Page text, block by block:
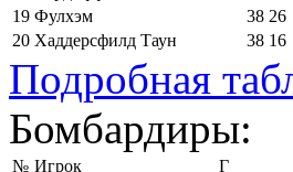
19 Фулхэм 38 26
20 Хаддерсфилд Таун 38 16
Подробная
Бомбардиры:
№ Игрок
Г